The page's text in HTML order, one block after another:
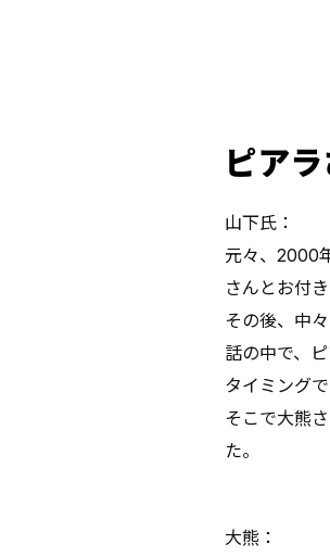
――ピ
山下氏：
元々、2000
さんとお付
その後、中
話の中で、
タイミング
そこで大熊
た。
大熊：